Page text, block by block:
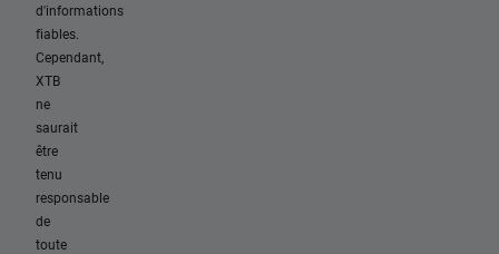
d'informations
fiables.
Cependant,
XTB
ne
saurait
être
tenu
responsable
de
toute